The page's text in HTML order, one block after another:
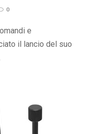
0
e
il lancio del suo